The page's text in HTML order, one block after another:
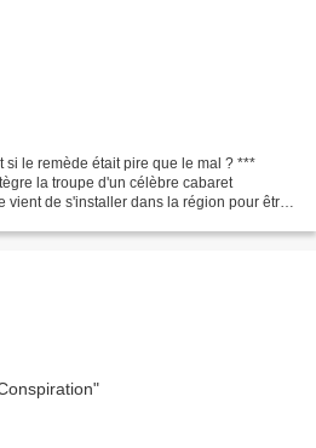
le remède était pire que le mal ? ***
la troupe d'un célèbre cabaret
vient de s'installer dans la région pour être